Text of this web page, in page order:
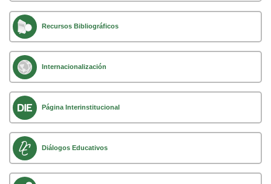
Recursos Bibliográficos
Internacionalización
Página Interinstitucional
Diálogos Educativos